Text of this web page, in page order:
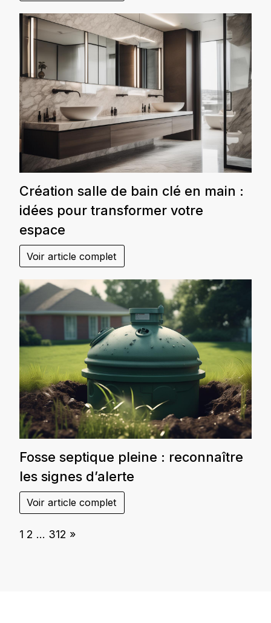
Création salle de bain clé en main :
idées pour transformer votre
espace
Voir article complet
Fosse septique pleine : reconnaître
les signes d’alerte
Voir article complet
Page:
1 2 … 312 Next
»